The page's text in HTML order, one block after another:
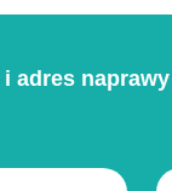
adres naprawy